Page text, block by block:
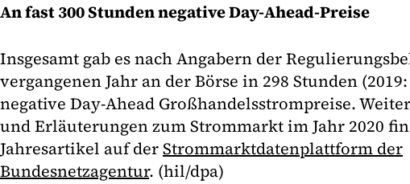
An fast 300 Stunden negative Day-Ahead-Preise
Insgesamt gab es nach Angabern der
vergangenen Jahr an der Börse in 298 Stunden
negative Day-Ahead Großhandelsstrompreise.
und Erläuterungen zum Strommarkt im Jahr 2020
Jahresartikel auf derStrommarktdatenplattform der
Bundesnetzagentur. (hil/dpa)